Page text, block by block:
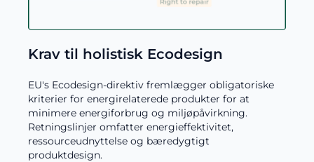
Krav til holistisk Ecodesign
EU's Ecodesign-direktiv fremlægger obligatoriske
kriterier for energirelaterede produkter for at
minimere energiforbrug og miljøpåvirkning.
Retningslinjer omfatter energieffektivitet,
ressourceudnyttelse og bæredygtigt
produktdesign.